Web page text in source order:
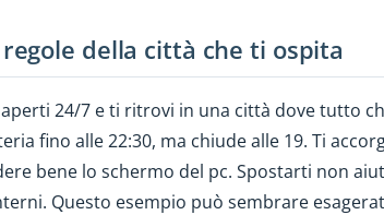
della città che ti ospita
24/7 e ti ritrovi in una città dove tutto
fino alle 22:30, ma chiude alle 19. Ti
bene lo schermo del pc. Spostarti non
Questo esempio può sembrare